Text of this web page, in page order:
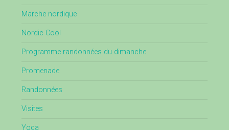
Marche nordique
Nordic Cool
Programme randonnées du dimanche
Promenade
Randonnées
Visites
Yoga